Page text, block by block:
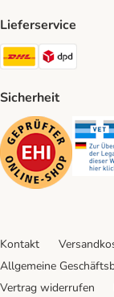
Lieferservice
DHL Shipping
Sicherheit
Security
Kontakt
Allgemeine
Vertrag widerrufen